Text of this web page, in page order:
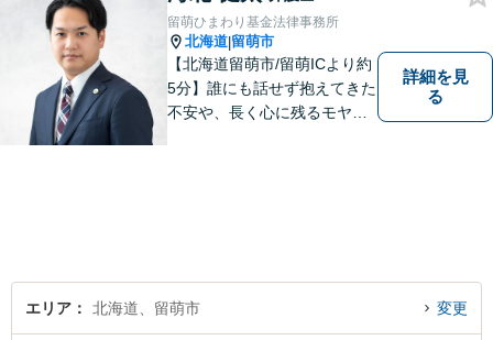
留萌ひまわり基金法律事務所
北海道|留萌市
【北海道留萌市/留萌ICより約
5分】誰にも話せず抱えてきた
不安や、長く心に残るモヤモ
詳細を見
る
エリア 北海道、留萌市 変更